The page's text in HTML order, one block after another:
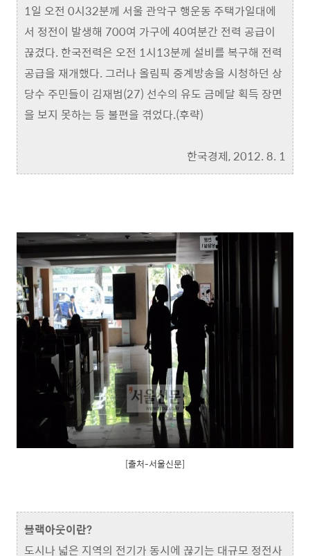
1일 오전 0시32분께 서울 관악구 행운동 주택가일대에
서 정전이 발생해 700여 가구에 40여분간 전력 공급이
끊겼다. 한국전력은 오전 1시13분께 설비를 복구해 전력
공급을 재개했다. 그러나 올림픽 중계방송을 시청하던 상
당수 주민들이 김재범(27) 선수의 유도 금메달 획득 장면
을 보지 못하는 등 불편을 겪었다.(후략)
한국경제, 2012. 8. 1
[출처-서울신문]
블랙아웃이란?
도시나 넓은 지역의 전기가 동시에 끊기는 대규모 정전사